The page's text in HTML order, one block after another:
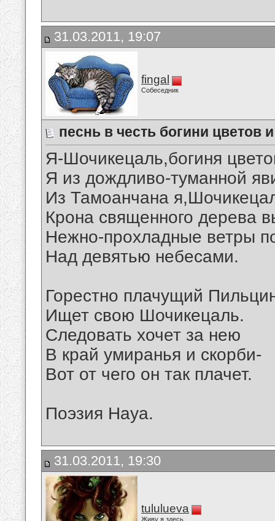
31.03.2011, 19:07
fingal
Собеседник
песнь в честь богини цветов
Я-Шочикецаль,богиня
Я из дождливо-туманной
Из Тамоанчана
Крона священного дерева
Нежно-прохладные ветры
Над девятью небесами.
Горестно плачущий
Ищет свою Шочикецаль.
Следовать хочет за нею
В край умиранья и скорби-
Вот от чего он так плачет.
Поэзия Науа.
31.03.2011, 19:30
tululueva
Живу я здесь